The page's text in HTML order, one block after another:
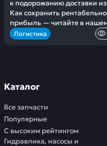
к подорожанию доставки
Как сохранить
прибыль — читайте в
Логистика
Каталог
Все запчасти
Популярные
С высоким рейтингом
Гидравлика, насосы и